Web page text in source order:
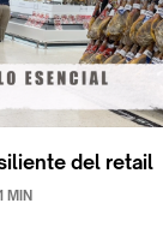
del retail
MIN